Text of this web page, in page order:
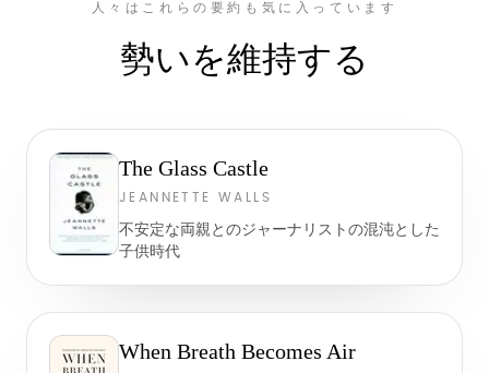
人々はこれらの要約も気に入っています
勢いを維持する
The Glass Castle
JEANNETTE WALLS
不安定な両親とのジャーナリストの混沌とした
子供時代
When Breath Becomes Air